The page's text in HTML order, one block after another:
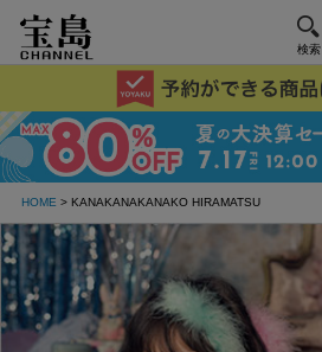
検索
HOME > KANAKANAKANAKO HIRAMATSU